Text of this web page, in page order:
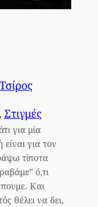
Στιγμές
για μία
για τον
τίποτα
ό,τι
Και
θέλει να δει,